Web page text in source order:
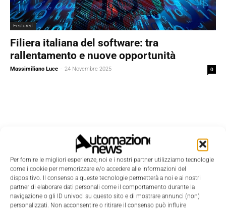
Per fornire le migliori esperienze, noi e i nostri partner utilizziamo tecnologie
come i cookie per memorizzare e/o accedere alle informazioni del
dispositivo. Il consenso a queste tecnologie permetterà a noi e ai nostri
partner di elaborare dati personali come il comportamento durante la
navigazione o gli ID univoci su questo sito e di mostrare annunci (non)
personalizzati. Non acconsentire o ritirare il consenso può influire
Featured
Filiera italiana del software: tra
rallentamento e nuove opportunità
Massimiliano Luce - 24 Novembre 2025 0